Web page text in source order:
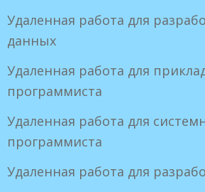
Удаленная работа для
данных
Удаленная работа для
программиста
Удаленная работа для
программиста
Удаленная работа для